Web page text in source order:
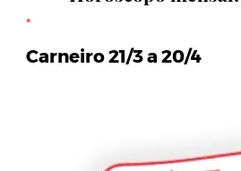
Carneiro 21/3 a 20/4